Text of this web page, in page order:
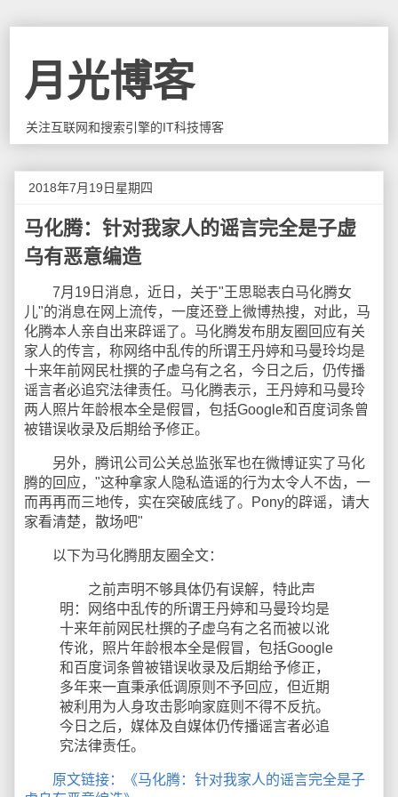
月光博客
关注互联网和搜索引擎的IT科技博客
2018年7月19日星期四
马化腾：针对我家人的谣言完全是子虚
乌有恶意编造
7月19日消息，近日，关于"王思聪表白马化腾女
儿"的消息在网上流传，一度还登上微博热搜，对此，马
化腾本人亲自出来辟谣了。马化腾发布朋友圈回应有关
家人的传言，称网络中乱传的所谓王丹婷和马曼玲均是
十来年前网民杜撰的子虚乌有之名，今日之后，仍传播
谣言者必追究法律责任。马化腾表示，王丹婷和马曼玲
两人照片年龄根本全是假冒，包括Google和百度词条曾
被错误收录及后期给予修正。
另外，腾讯公司公关总监张军也在微博证实了马化
腾的回应，"这种拿家人隐私造谣的行为太令人不齿，一
而再再而三地传，实在突破底线了。Pony的辟谣，请大
家看清楚，散场吧"
以下为马化腾朋友圈全文：
之前声明不够具体仍有误解，特此声
明：网络中乱传的所谓王丹婷和马曼玲均是
十来年前网民杜撰的子虚乌有之名而被以讹
传讹，照片年龄根本全是假冒，包括Google
和百度词条曾被错误收录及后期给予修正，
多年来一直秉承低调原则不予回应，但近期
被利用为人身攻击影响家庭则不得不反抗。
今日之后，媒体及自媒体仍传播谣言者必追
究法律责任。
原文链接：《马化腾：针对我家人的谣言完全是子